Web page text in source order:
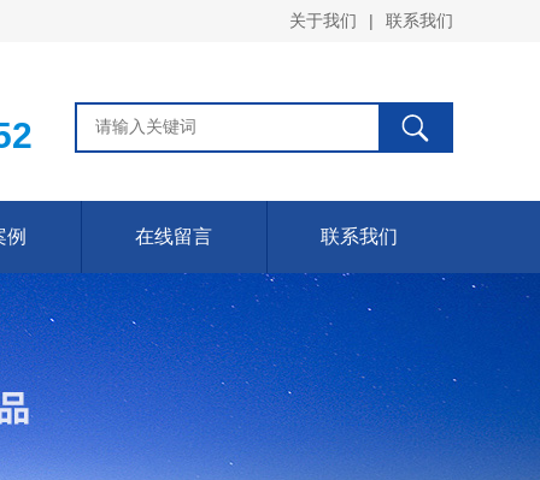
关于我们 | 联系我们
例 在线留言 联系我们